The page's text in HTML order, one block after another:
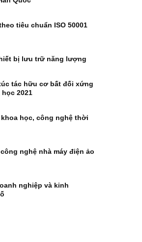
tiêu chuẩn ISO 50001
bị lưu trữ năng lượng
tác hữu cơ bất đối xứng
2021
học, công nghệ thời
nghệ nhà máy điện ảo
nghiệp và kinh